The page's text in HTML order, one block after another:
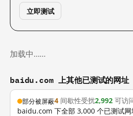
立即测试
加载中……
baidu.com 上其他已测试的网址
部分被屏蔽4 间歇性受扰2,992 可访
baidu.com 下全部 3,000 个已测试